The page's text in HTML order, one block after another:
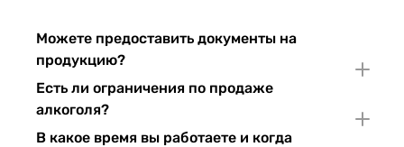
Можете предоставить документы на
продукцию?
Есть ли ограничения по продаже
алкоголя?
В какое время вы работаете и когда